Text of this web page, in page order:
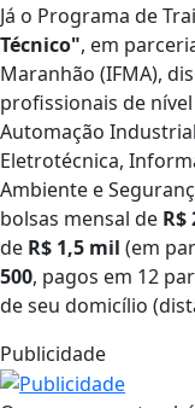
Já o Programa de
Técnico", em
Maranhão (IFMA),
profissionais de
Automação
Eletrotécnica,
Ambiente e
bolsas mensal de R$
de R$ 1,5 mil (em
500, pagos em 12
de seu domicílio
Publicidade